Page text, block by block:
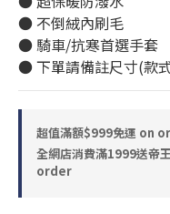
● 不倒絨內刷毛
● 騎車/抗寒首選手套
● 下單請備註尺寸(款
超值滿額$999免運 on
全網店消費滿1999送帝
order